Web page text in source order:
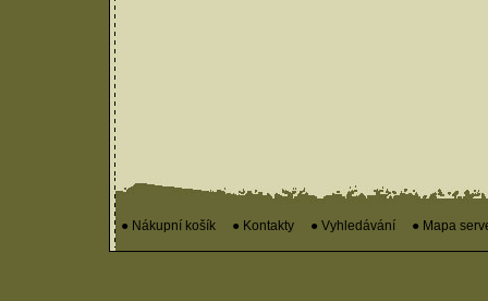
● Nákupní košík ● Kontakty ● Vyhledávání ● Mapa